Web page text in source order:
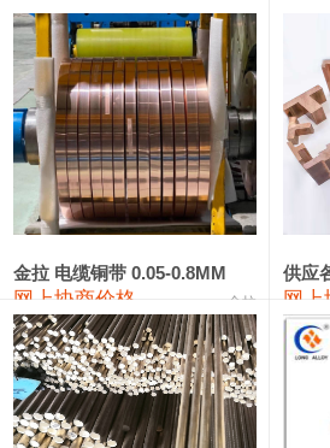
漆包线 111,970—115,970
磷铜合金 110,800—117,600
无氧铜丝(硬) 109,710—110,010
R410A专用紫铜管 113,700—113,700
铸造铝合金锭(A380） 26,300—26,500
铝合金ADC12 24,200—24,400
铸造铝合金锭(ZL102) 24,300—24,500
金拉 电缆铜带 0.05-0.8MM
网上协商价格 金拉
供应
网上